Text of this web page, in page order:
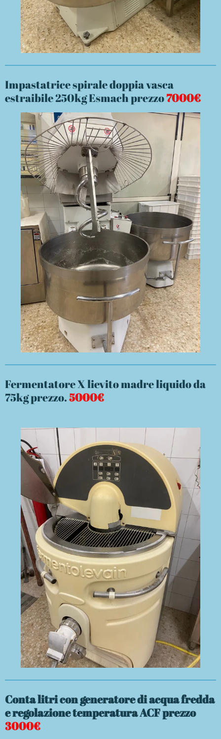
Impastatrice spirale doppia vasca
estraibile 250kg Esmach prezzo7000€
Fermentatore X lievito madre liquido da
75kg prezzo.5000€
Conta litri con generatore di acqua fredda
e regolazione temperatura ACF prezzo
3000€